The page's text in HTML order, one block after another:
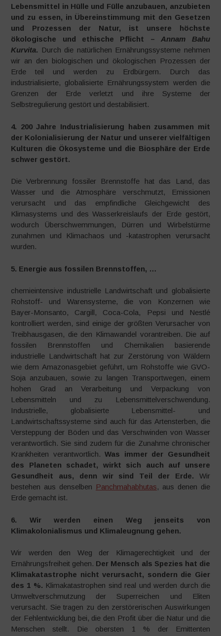
Lebensmittel in Hülle und Fülle anzubauen, anzubieten
und zu essen, in Übereinstimmung mit den Gesetzen
und Prozessen der Natur, ist unsere höchste
ökologische und ethische Pflicht –Annam Bahu
Kurvita. Durch die natürlichen Ernährungssysteme nehmen
wir an den biologischen und ökologischen Prozessen der
Erde teil und werden zu Erdbürgern. Durch das
industrialisierte, globalisierte Ernährungssystem werden die
Grenzen der Erde verletzt und ihre Systeme der
Selbstregulierung gestört und destabilisiert.
4. 200 Jahre Industrialisierung haben zusammen mit
der Kolonialisierung der Natur und unserer vielfältigen
Kulturen die Ökosysteme und die Biosphäre der Erde
schwer gestört.
Die Verbrennung fossiler Brennstoffe hat das Land, das
Wasser und die Atmosphäre verschmutzt, Emissionen
verursacht und das empfindliche Gleichgewicht des
Klimasystems und des Wasserkreislaufs der Erde gestört,
wodurch Überschwemmungen, Dürren und Wirbelstürme
zunahmen und Klimachaos und -katastrophen verursacht
wurden.
5. Energie aus fossilen Brennstoffen, …
chemieintensive industrielle Landwirtschaft und globalisierte
Rohstoff- und Warensysteme, die von Konzernen wie
Bayer-Monsanto, Cargill, Coca-Cola, Pepsi und Nestlé
kontrolliert werden, sind einige der größten Verursacher von
Treibhausgasen, die den Klimawandel vorantreiben. Die auf
fossilen Brennstoffen und Chemikalien basierende
industrielle Landwirtschaft hat zur Zerstörung von Wäldern
wie dem Amazonasgebiet geführt, um Rohstoffe wie GVO-
Soja anzubauen, sowie zu langen Transportwegen, einem
hohen Grad an Verarbeitung und Verpackung von
Lebensmitteln und zu Lebensmittelverschwendung.
Industrielle, globalisierte Lebensmittel- und
Landwirtschaftssysteme sind auch für das Artensterben, die
Versteppung der Böden und das Verschwinden von Wasser
verantwortlich. Sie sind zudem für die Zunahme chronischer
Krankheiten verantwortlich.Was immer der Gesundheit
des Planeten schadet, wirkt sich auch auf unsere
Gesundheit aus, denn wir sind Teil der Erde. Wir
bestehen aus denselben Panchmahabhutas, aus denen die
Erde gemacht ist.
6. Wir werden einen Weg jenseits von
Klimakolonialismus und Klimaleugnung gehen.
Wir werden den Weg der Klimagerechtigkeit und der
Ernährungsfreiheit gehen. Der Mensch als Spezies hat die
Klimakatastrophe nicht verursacht, sondern die Gier
des 1 %. Klimakatastrophen sind real und werden durch die
Umweltverschmutzung der Superreichen und Eliten
verursacht. Sie tragen zu den zerstörerischen Auswirkungen
der Fehlentwicklung bei, die den Profit über die Natur und die
Menschen stellt. Die obersten 1 % der Emittenten